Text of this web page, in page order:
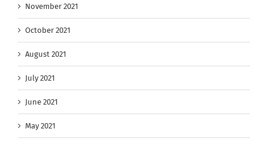
November 2021
October 2021
August 2021
July 2021
June 2021
May 2021